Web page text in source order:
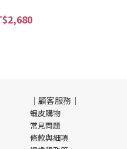
｜顧客服務｜
蝦皮購物
常見問題
條款與細項